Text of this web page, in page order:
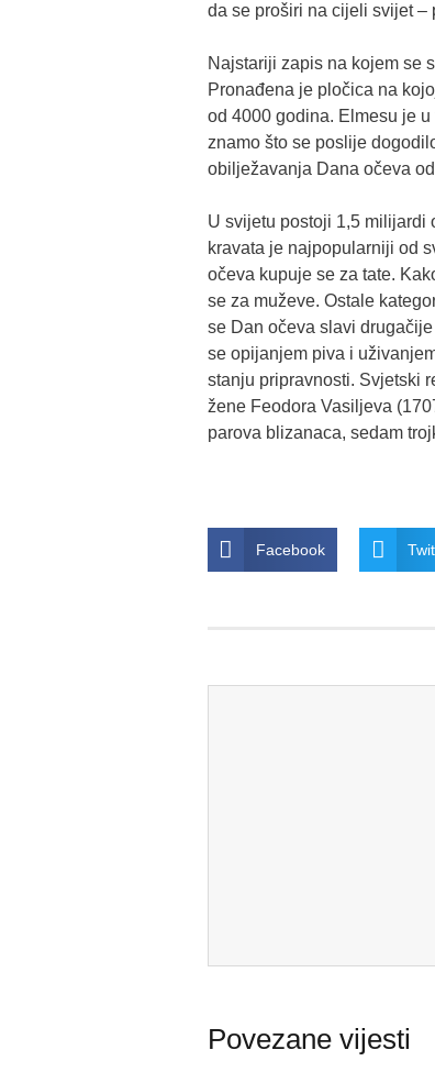
da se proširi na cijeli svijet –
Najstariji zapis na kojem se
Pronađena je pločica na
od 4000 godina. Elmesu je
znamo što se poslije
obilježavanja Dana očeva
U svijetu postoji 1,5 milijardi
kravata je najpopularniji od
očeva kupuje se za tate.
se za muževe. Ostale
se Dan očeva slavi
se opijanjem piva i
stanju pripravnosti. Svjetski
žene Feodora Vasiljeva
parova blizanaca, sedam
Facebook
Povezane vijesti